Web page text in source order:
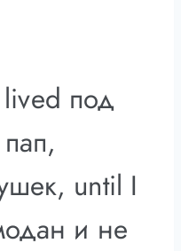
под
until I
и не